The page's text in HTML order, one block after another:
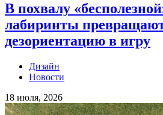
В похвалу
лабиринты
дезориентацию в игру
Дизайн
Новости
18 июля, 2026